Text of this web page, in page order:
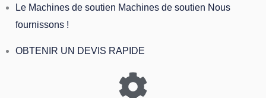
Le Machines de soutien Machines de soutien Nous
fournissons !
OBTENIR UN DEVIS RAPIDE